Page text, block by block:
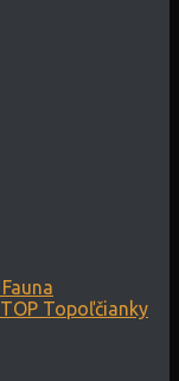
Topoľčianky